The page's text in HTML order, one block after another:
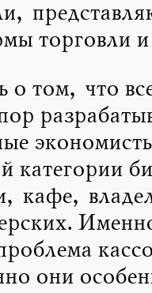
торговли и
о том, что
категории
кафе,
они